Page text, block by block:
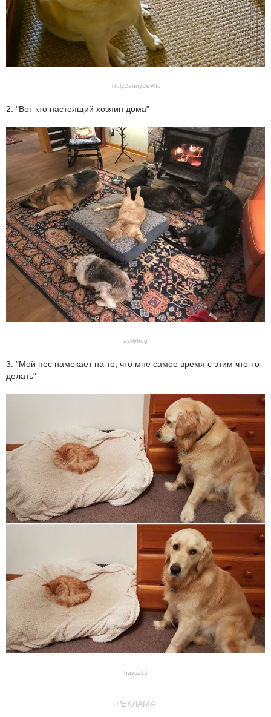
TrulyDannyDeVito
2. "Вот кто настоящий хозяин дома"
asillyfrog
3. "Мой пес намекает на то, что мне самое время с этим что-то
делать"
haysalpj
РЕКЛАМА